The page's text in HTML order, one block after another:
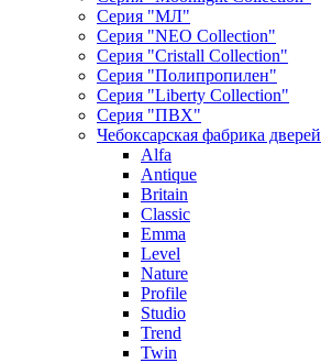
Серия "МЛ"
Серия "NEO Collection"
Серия "Cristall Collection"
Серия "Полипропилен"
Серия "Liberty Collection"
Серия "ПВХ"
Чебоксарская фабрика дверей
Alfa
Antique
Britain
Classic
Emma
Level
Nature
Profile
Studio
Trend
Twin